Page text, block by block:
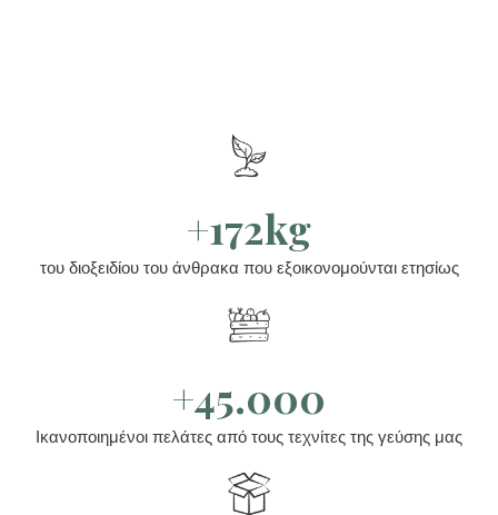
+172kg
του διοξειδίου του άνθρακα που εξοικονομούνται ετησίως
+45.000
Ικανοποιημένοι πελάτες από τους τεχνίτες της γεύσης μας